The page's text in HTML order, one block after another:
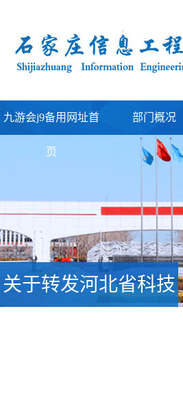
九游会j9备用网址首
页
部门概况
关于转发河北省科技